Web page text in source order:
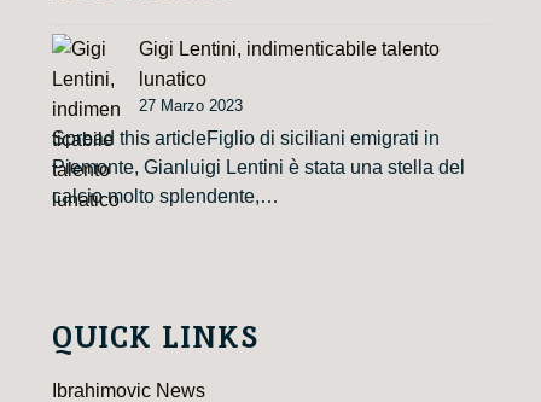
Gigi Lentini, indimenticabile talento
lunatico
27 Marzo 2023
Spread this articleFiglio di siciliani emigrati in
Piemonte, Gianluigi Lentini è stata una stella del
calcio molto splendente,…
QUICK LINKS
Ibrahimovic News